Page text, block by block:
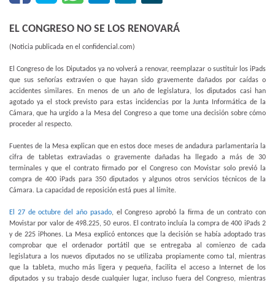
EL CONGRESO NO SE LOS RENOVARÁ
(Noticia publicada en el confidencial.com)
El Congreso de los Diputados ya no volverá a renovar, reemplazar o sustituir los iPads
que sus señorías extravíen o que hayan sido gravemente dañados por caídas o
accidentes similares. En menos de un año de legislatura, los diputados casi han
agotado ya el stock previsto para estas incidencias por
la Junta Informática de la
Cámara, que ha urgido a la Mesa del Congreso a que tome una decisión sobre cómo
proceder al respecto.
Fuentes de la Mesa explican que en estos doce meses de andadura parlamentaria la
cifra de tabletas extraviadas o gravemente dañadas ha llegado a más de 30
terminales y que el contrato firmado por el Congreso con Movistar solo previó la
compra de 400 iPads para 350 diputados y algunos otros servicios técnicos de
la
Cámara. La capacidad de reposición está pues al límite.
El 27 de octubre del año pasado, el Congreso aprobó la firma de un contrato con
Movistar por valor de 498.225, 50 euros. El contrato incluía la compra de 400 iPads 2
y de 225 iPhones. La Mesa explicó entonces que la decisión se había adoptado tras
comprobar que el ordenador portátil que se entregaba al comienzo de cada
legislatura a los nuevos diputados no se utilizaba propiamente como tal, mientras
que la tableta, mucho más ligera y pequeña, facilita el acceso a Internet de los
diputados y su trabajo desde cualquier lugar, incluso fuera del Congreso, mientras